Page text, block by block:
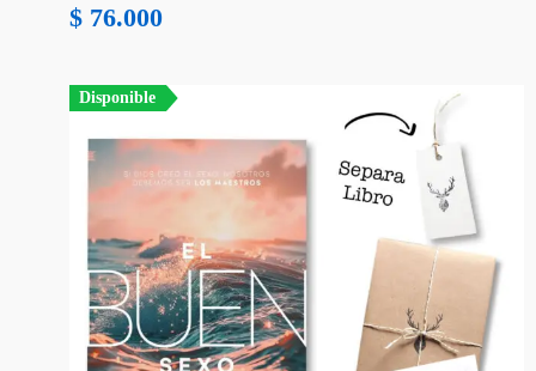
$ 76.000
Disponible